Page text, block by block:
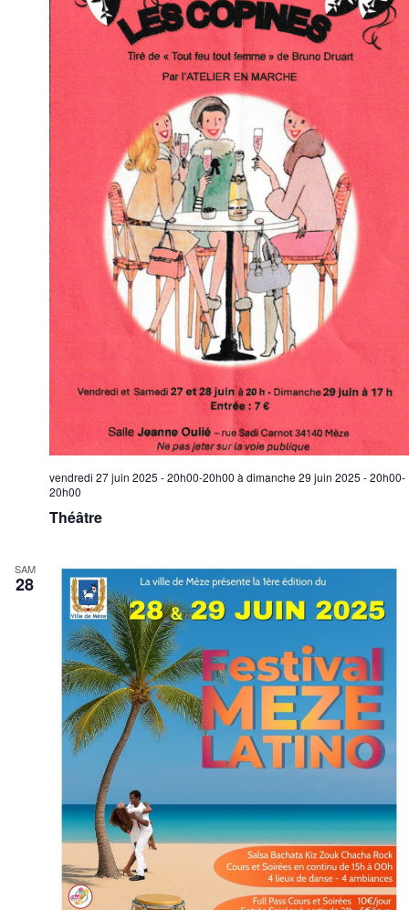
Théâtre
vendredi 27 juin 2025 - 20h00-20h00 à dimanche 29 juin 2025 - 20h00-
20h00
SAM
28